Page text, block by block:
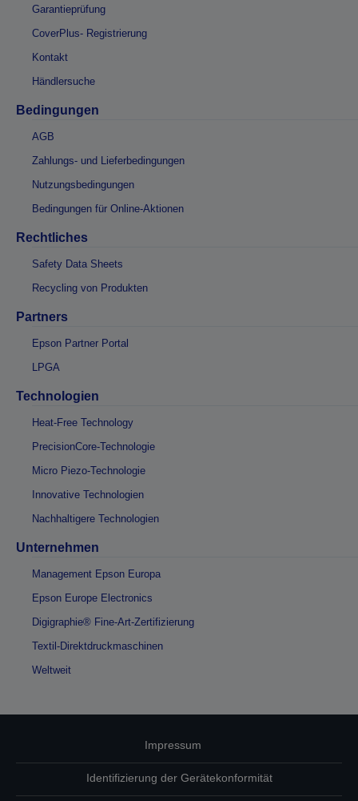
Garantieprüfung
CoverPlus- Registrierung
Kontakt
Händlersuche
Bedingungen
AGB
Zahlungs- und Lieferbedingungen
Nutzungsbedingungen
Bedingungen für Online-Aktionen
Rechtliches
Safety Data Sheets
Recycling von Produkten
Partners
Epson Partner Portal
LPGA
Technologien
Heat-Free Technology
PrecisionCore-Technologie
Micro Piezo-Technologie
Innovative Technologien
Nachhaltigere Technologien
Unternehmen
Management Epson Europa
Epson Europe Electronics
Digigraphie® Fine-Art-Zertifizierung
Textil-Direktdruckmaschinen
Weltweit
Impressum
Identifizierung der Gerätekonformität